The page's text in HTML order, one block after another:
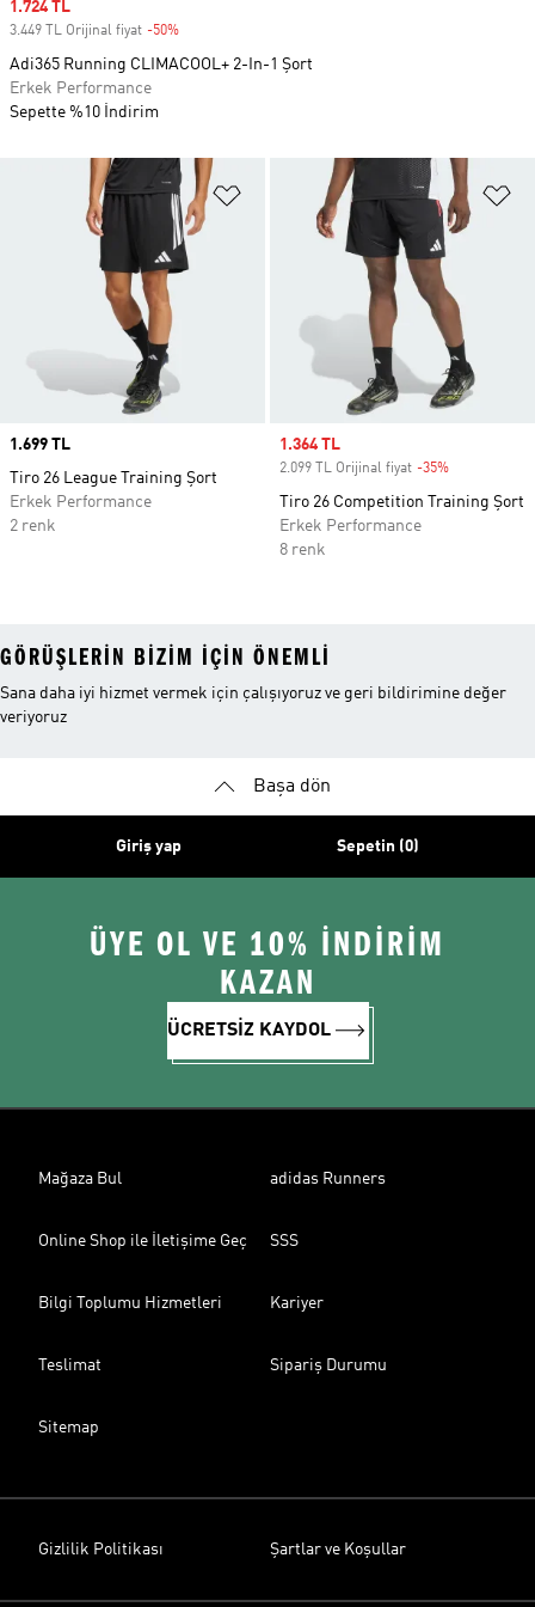
Favori Listesine Ekle
Price
1.699 TL
Tiro 26 League Training Şort
Erkek Performance
2 renk
Sale price
1.364 TL
2.099 TL Orijinal fiyat -35%
Tiro 26 Competition Training Şort
Erkek Performance
8 renk
Sale price
1.724 TL
3.449 TL Orijinal fiyat -50%
Adi365 Running CLIMACOOL+ 2-In-1 Şort
Erkek Performance
Sepette %10 İndirim
GÖRÜŞLERIN BIZIM IÇIN ÖNEMLI
Sana daha iyi hizmet vermek için çalışıyoruz ve geri bildirimine değer
veriyoruz
Başa dön
Giriş yap Sepetin (0)
ÜYE OL VE 10% İNDİRİM
KAZAN
ÜCRETSİZ KAYDOL
Mağaza Bul adidas Runners
Online Shop ile İletişime Geç SSS
Bilgi Toplumu Hizmetleri Kariyer
Teslimat Sipariş Durumu
Sitemap
Gizlilik Politikası Şartlar ve Koşullar